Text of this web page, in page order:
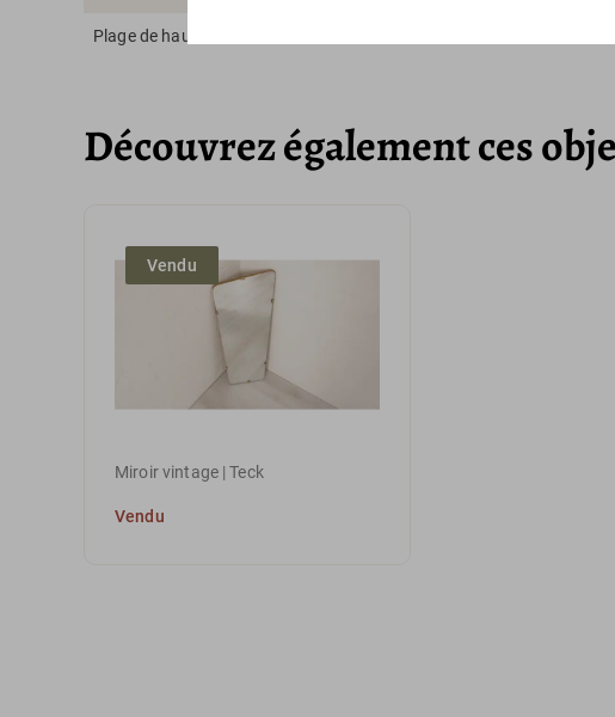
Plage de hauteur
Découvrez également ces
Vendu
Miroir vintage | Teck
Vendu